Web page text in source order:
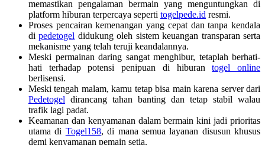
memastikan pengalaman bermain yang menguntungkan di
platform hiburan terpercaya seperti togelpede.id resmi.
Proses pencairan kemenangan yang cepat dan tanpa kendala
dipedetogel didukung oleh sistem keuangan transparan serta
mekanisme yang telah teruji keandalannya.
Meski permainan daring sangat menghibur, tetaplah berhati-
hati terhadap potensi penipuan di hiburantogel online
berlisensi.
Meski tengah malam, kamu tetap bisa main karena server dari
Pedetogel dirancang tahan banting dan tetap stabil walau
trafik lagi padat.
Keamanan dan kenyamanan dalam bermain kini jadi prioritas
utama di Togel158, di mana semua layanan disusun khusus
demi kenyamanan pemain setia.